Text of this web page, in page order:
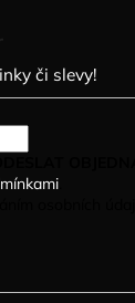
či slevy!
.